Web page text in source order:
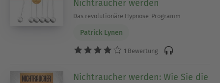
Nichtraucher werden
Das revolutionäre Hypnose-Programm
Patrick Lynen
1 Bewertung
Nichtraucher werden: Wie Sie die